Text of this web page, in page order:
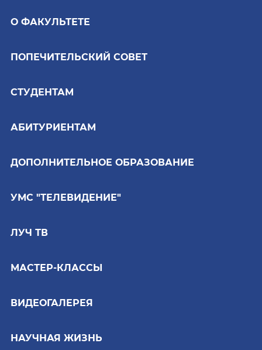
О ФАКУЛЬТЕТЕ
ПОПЕЧИТЕЛЬСКИЙ СОВЕТ
СТУДЕНТАМ
АБИТУРИЕНТАМ
ДОПОЛНИТЕЛЬНОЕ ОБРАЗОВАНИЕ
УМС "ТЕЛЕВИДЕНИЕ"
ЛУЧ ТВ
МАСТЕР-КЛАССЫ
ВИДЕОГАЛЕРЕЯ
НАУЧНАЯ ЖИЗНЬ